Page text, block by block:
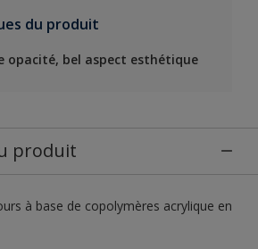
du produit
opacité, bel aspect esthétique
produit
à base de copolymères acrylique en